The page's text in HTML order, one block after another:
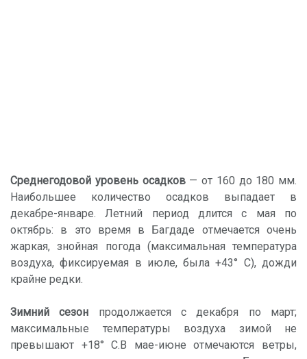
Среднегодовой уровень осадков— от 160 до 180 мм.
Наибольшее количество осадков выпадает в
декабре-январе. Летний период длится с мая по
октябрь: в это время в Багдаде отмечается очень
жаркая, знойная погода (максимальная температура
воздуха, фиксируемая в июле, была +43° С), дожди
крайне редки.
Зимний сезон продолжается с декабря по март;
максимальные температуры воздуха зимой не
превышают +18° С.В мае-июне отмечаются ветры,